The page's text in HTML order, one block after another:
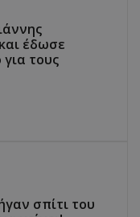
έδωσε
τους
σπίτι του